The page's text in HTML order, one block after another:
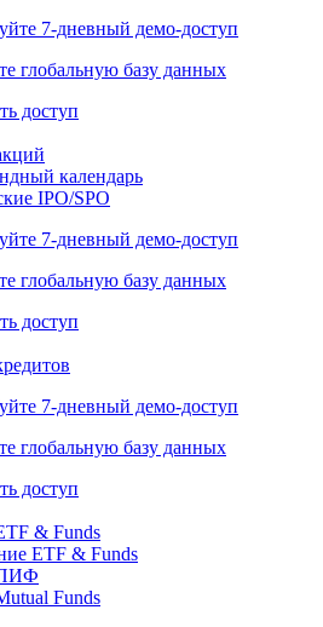
7-дневный демо-доступ
глобальную базу данных
доступ
календарь
IPO/SPO
7-дневный демо-доступ
глобальную базу данных
доступ
7-дневный демо-доступ
глобальную базу данных
доступ
& Funds
ETF & Funds
Funds